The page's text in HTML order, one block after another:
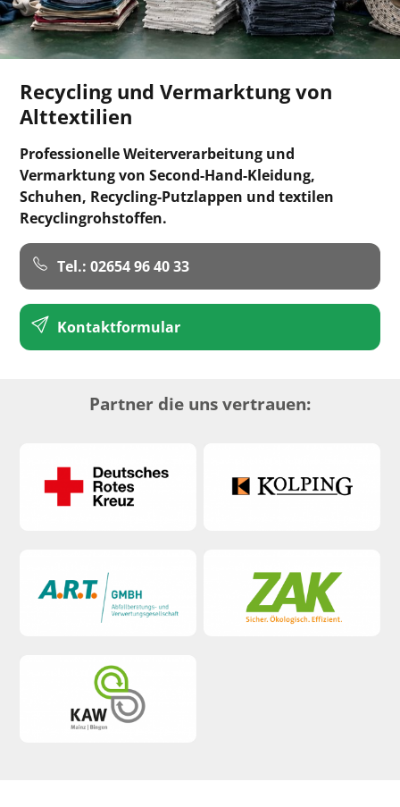
Recycling und Vermarktung von
Alttextilien
Professionelle Weiterverarbeitung und
Vermarktung von Second-Hand-Kleidung,
Schuhen, Recycling-Putzlappen und textilen
Recyclingrohstoffen.
Tel.: 02654 96 40 33
Kontaktformular
Partner die uns vertrauen: